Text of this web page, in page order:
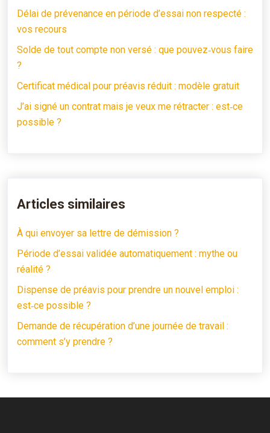
Délai de prévenance en période d’essai non respecté :
vos recours
Solde de tout compte non versé : que pouvez‑vous faire
?
Certificat médical pour préavis réduit : modèle gratuit
J’ai signé un contrat mais je veux me rétracter : est‑ce
possible ?
Articles similaires
À qui envoyer sa lettre de démission ?
Période d’essai validée automatiquement : mythe ou
réalité ?
Dispense de préavis pour prendre un nouvel emploi :
est‑ce possible ?
Demande de récupération d’une journée de travail :
comment s’y prendre ?